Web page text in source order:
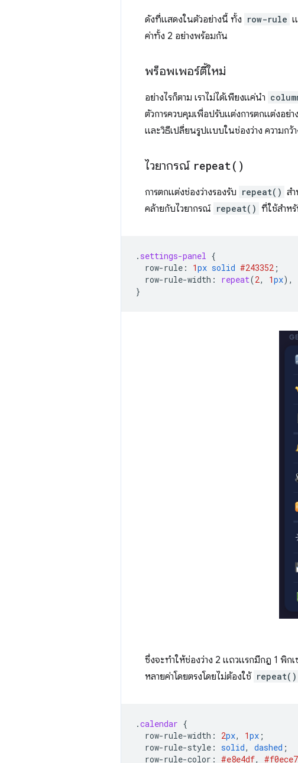
ดังที่แสดงในตัวอย่างนี้ ทั้ง row-rule
ค่าทั้ง 2 อย่างพร้อมกัน
พร็อพเพอร์ตี้ใหม่
อย่างไรก็ตาม เราไม่ได้เพียงแค่นำ
ตัวการควบคุมเพื่อปรับแต่งการตกแต่งอย่
และวิธีเปลี่ยนรูปแบบในช่องว่าง ความกว้
ไวยากรณ์ repeat( )
การตกแต่งช่องว่างรองรับ repeat() ส
คล้ายกับไวยากรณ์ repeat() ที่ใช้สำห
. settings-panel {
row-rule : 1px solid #243352 ;
row-rule-width : repeat(2, 1px),
}
ซึ่งจะทำให้ช่องว่าง 2 แถวแรกมีกฎ 1 พิก
หลายค่าโดยตรงโดยไม่ต้องใช้ repeat()
.calendar {
row-rule-width : 2px, 1px ;
row-rule-style : solid, dashed ;
row-rule-color : #e8e4df, #f0ece7